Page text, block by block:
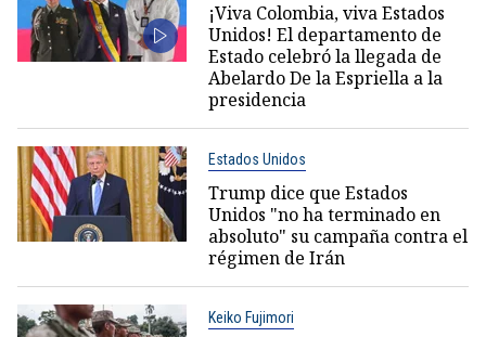
¡Viva Colombia, viva Estados
Unidos! El departamento de
Estado celebró la llegada de
Abelardo De la Espriella a la
presidencia
Estados Unidos
Trump dice que Estados
Unidos "no ha terminado en
absoluto" su campaña contra el
régimen de Irán
Keiko Fujimori